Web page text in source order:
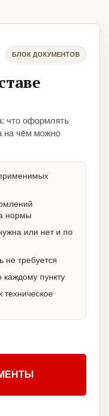
БЛОК ДОКУМЕНТОВ
что оформлять
на чём можно
нормы
или нет и по
не требуется
каждому пункту
техническое